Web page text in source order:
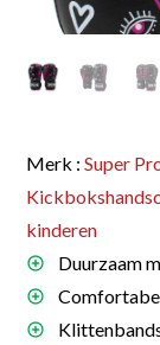
Merk :Super
kinderen
Duurzaam